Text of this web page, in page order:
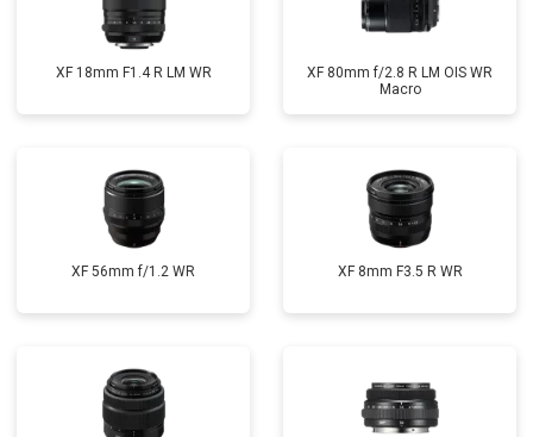
XF 18mm F1.4 R LM WR
XF 80mm f/2.8 R LM OIS WR
Macro
XF 56mm f/1.2 WR XF 8mm F3.5 R WR